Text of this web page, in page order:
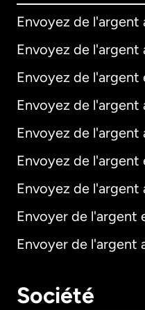
Envoyez de l'argent
Envoyez de l'argent
Envoyez de l'argent
Envoyez de l'argent
Envoyez de l'argent
Envoyez de l'argent
Envoyez de l'argent
Envoyer de l'argent
Envoyer de l'argent
Société